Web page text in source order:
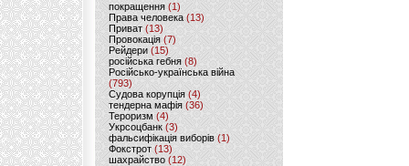
покращення (1)
Права человека(13)
Приват (13)
Провокація (7)
Рейдери (15)
російська гебня (8)
Російсько-українська війна
(793)
Судова корупція (4)
тендерна мафія (36)
Тероризм (4)
Укрсоцбанк (3)
фальсифікація виборів (1)
Фокстрот(13)
шахрайство (12)